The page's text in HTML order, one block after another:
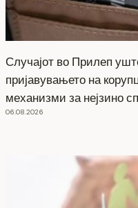
Случајот во Прилеп
пријавувањето на
механизми за нејзино
06.08.2026